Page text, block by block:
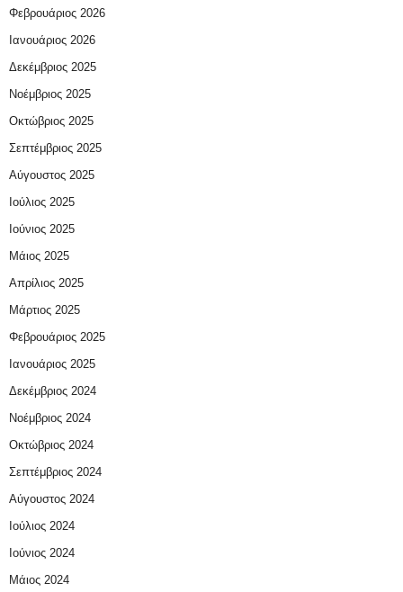
Φεβρουάριος 2026
Ιανουάριος 2026
Δεκέμβριος 2025
Νοέμβριος 2025
Οκτώβριος 2025
Σεπτέμβριος 2025
Αύγουστος 2025
Ιούλιος 2025
Ιούνιος 2025
Μάιος 2025
Απρίλιος 2025
Μάρτιος 2025
Φεβρουάριος 2025
Ιανουάριος 2025
Δεκέμβριος 2024
Νοέμβριος 2024
Οκτώβριος 2024
Σεπτέμβριος 2024
Αύγουστος 2024
Ιούλιος 2024
Ιούνιος 2024
Μάιος 2024